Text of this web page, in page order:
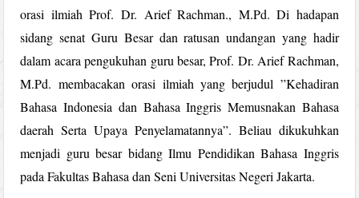
orasi ilmiah Prof. Dr. Arief Rachman., M.Pd. Di hadapan
sidang senat Guru Besar dan ratusan undangan yang hadir
dalam acara pengukuhan guru besar, Prof. Dr. Arief Rachman,
M.Pd. membacakan orasi ilmiah yang berjudul ”Kehadiran
Bahasa Indonesia dan Bahasa Inggris Memusnakan Bahasa
daerah Serta Upaya Penyelamatannya”. Beliau dikukuhkan
menjadi guru besar bidang Ilmu Pendidikan Bahasa Inggris
pada Fakultas Bahasa dan Seni Universitas Negeri Jakarta.